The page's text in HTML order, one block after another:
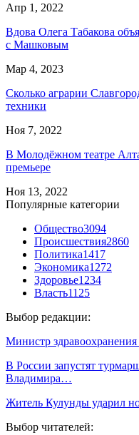
Апр 1, 2022
Вдова Олега Табакова
с Машковым
Мар 4, 2023
Сколько аграрии
техники
Ноя 7, 2022
В Молодёжном театре
премьере
Ноя 13, 2022
Популярные категории
Общество3094
Происшествия2860
Политика1417
Экономика1272
Здоровье1234
Власть1125
Выбор редакции:
Министр
В России запустят
Владимира…
Житель Кулунды ударил
Выбор читателей: